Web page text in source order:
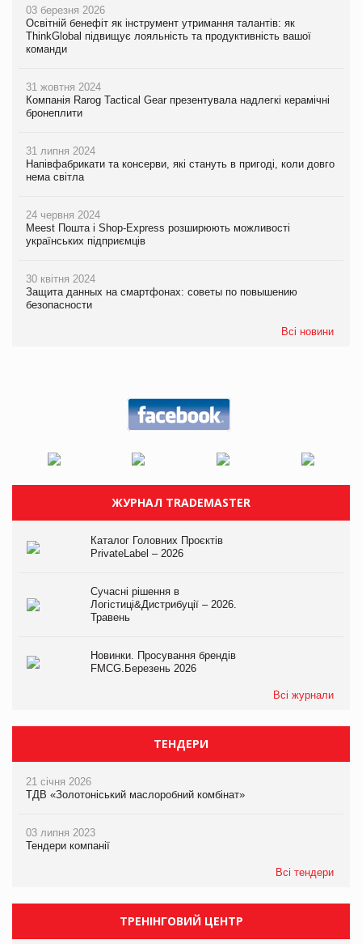
03 березня 2026
Освітній бенефіт як інструмент утримання талантів: як
ThinkGlobal підвищує лояльність та продуктивність вашої
команди
31 жовтня 2024
Компанія Rarog Tactical Gear презентувала надлегкі керамічні
бронеплити
31 липня 2024
Напівфабрикати та консерви, які стануть в пригоді, коли довго
нема світла
24 червня 2024
Meest Пошта і Shop-Express розширюють можливості
українських підприємців
30 квітня 2024
Защита данных на смартфонах: советы по повышению
безопасности
Всі новини
ЖУРНАЛ TRADEMASTER
Каталог Головних Проєктів
PrivateLabel – 2026
Сучасні рішення в
Логістиці&Дистрибуції – 2026.
Травень
Новинки. Просування брендів
FMCG.Березень 2026
Всі журнали
ТЕНДЕРИ
21 січня 2026
ТДВ «Золотоніський маслоробний комбінат»
03 липня 2023
Тендери компанії
Всі тендери
ТРЕНІНГОВИЙ ЦЕНТР